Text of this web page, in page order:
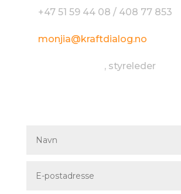
+47 51 59 44 08 / 408 77 853
monjia@kraftdialog.no
, styreleder